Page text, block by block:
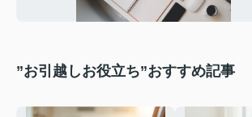
”お引越しお役立ち”おすすめ記事